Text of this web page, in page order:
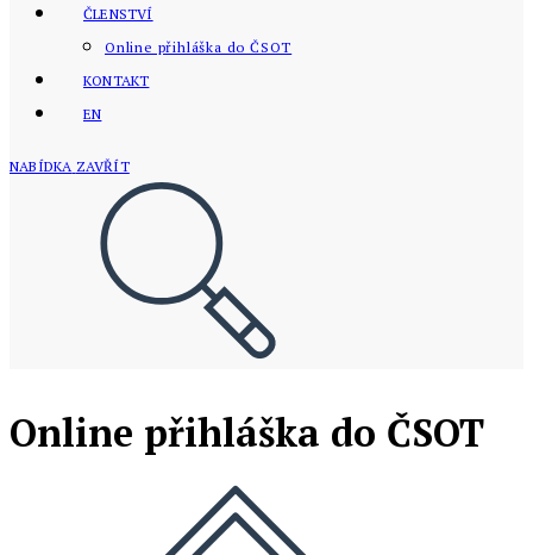
ČLENSTVÍ
Online přihláška do ČSOT
KONTAKT
EN
NABÍDKA ZAVŘÍT
Online přihláška do ČSOT